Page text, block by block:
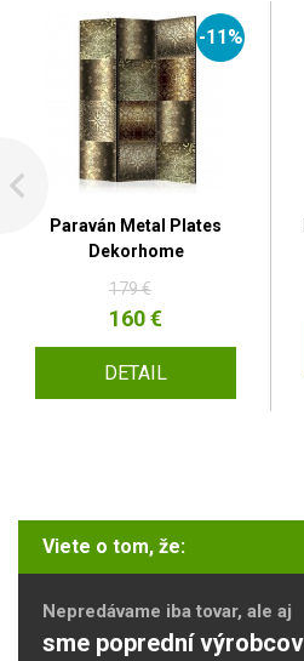
-11%
Paraván Metal Plates
Dekorhome
179 €
160 €
DETAIL
Viete o tom, že:
Nepredávame iba tovar, ale aj
sme poprední